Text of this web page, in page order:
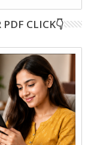
CLICK👇